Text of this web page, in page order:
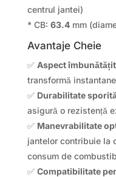
centrul jantei)
* CB: 63.4mm
Avantaje Cheie
✅ Aspect
transformă
✅ Durabilitate
asigură o rezistență
✅ Manevrabilitate
jantelor contribuie la
consum de
✅ Compatibilitate